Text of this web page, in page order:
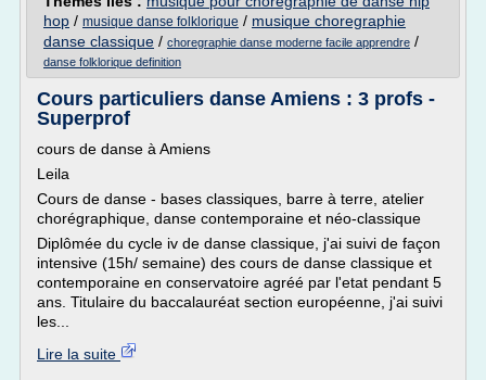
hop / musique danse folklorique / musique choregraphie
danse classique / choregraphie danse moderne facile apprendre /
danse folklorique definition
Cours particuliers danse Amiens : 3 profs -
Superprof
cours de danse à Amiens
Leila
Cours de danse - bases classiques, barre à terre, atelier
chorégraphique, danse contemporaine et néo-classique
Diplômée du cycle iv de danse classique, j'ai suivi de façon
intensive (15h/ semaine) des cours de danse classique et
contemporaine en conservatoire agréé par l'etat pendant 5
ans. Titulaire du baccalauréat section européenne, j'ai suivi
les...
Lire la suite